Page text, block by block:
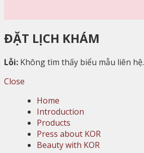
ĐẶT LỊCH KHÁM
Lỗi: Không tìm thấy biểu mẫu liên hệ.
Close
Home
Introduction
Products
Press about KOR
Beauty with KOR